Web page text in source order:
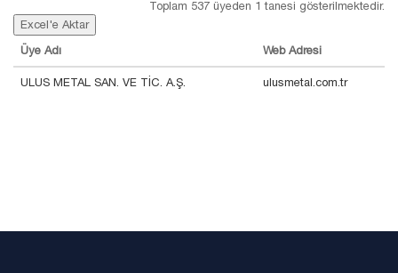
Toplam 537 üyeden 1 tanesi gösterilmektedir.
Excel'e Aktar
Üye Adı
Web Adresi
ULUS METAL SAN. VE TİC. A.Ş. ulusmetal.com.tr